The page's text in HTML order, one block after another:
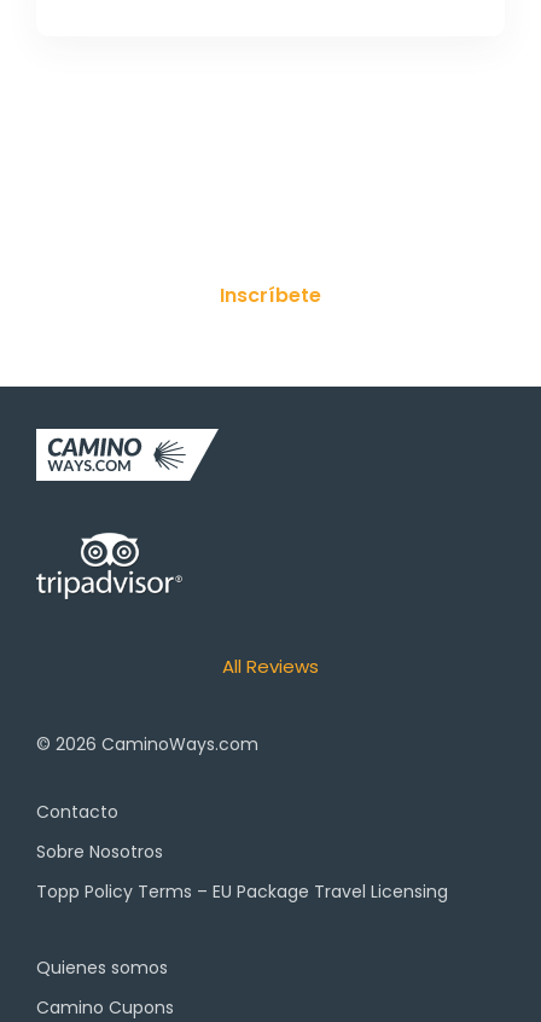
Inscríbete
All Reviews
© 2026 CaminoWays.com
Contacto
Sobre Nosotros
Topp Policy Terms – EU Package Travel Licensing
Quienes somos
Camino Cupons